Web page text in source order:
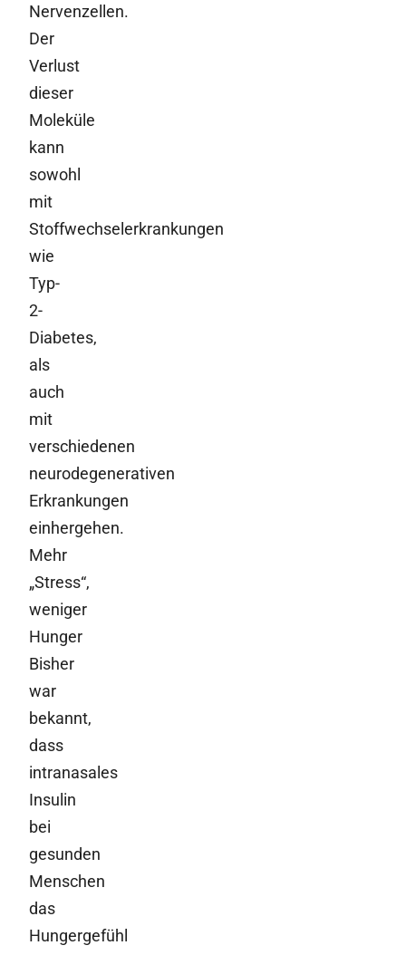
Nervenzellen.
Der
Verlust
dieser
Moleküle
kann
sowohl
mit
Stoffwechselerkrankungen
wie
Typ-
2-
Diabetes,
als
auch
mit
verschiedenen
neurodegenerativen
Erkrankungen
einhergehen.
Mehr
„Stress“,
weniger
Hunger
Bisher
war
bekannt,
dass
intranasales
Insulin
bei
gesunden
Menschen
das
Hungergefühl